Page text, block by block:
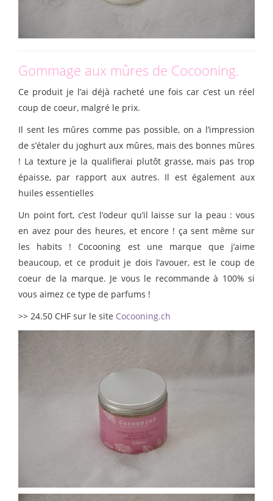
Gommage aux mûres de Cocooning.
Ce produit je l’ai déjà racheté une fois car c’est un réel
coup de coeur, malgré le prix.
Il sent les mûres comme pas possible, on a l’impression
de s’étaler du joghurt aux mûres, mais des bonnes mûres
! La texture je la qualifierai plutôt grasse, mais pas trop
épaisse, par rapport aux autres. Il est également aux
huiles essentielles
Un point fort, c’est l’odeur qu’il laisse sur la peau : vous
en avez pour des heures, et encore ! ça sent même sur
les habits ! Cocooning est une marque que j’aime
beaucoup, et ce produit je dois l’avouer, est le coup de
coeur de la marque. Je vous le recommande à 100% si
vous aimez ce type de parfums !
>> 24.50 CHF sur le site Cocooning.ch